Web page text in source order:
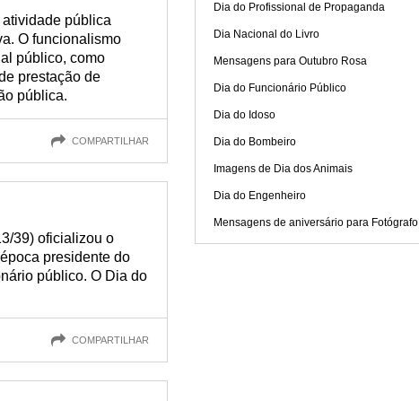
pública
O funcionalismo
público, como
prestação de
pública.
COMPARTILHAR
39) oficializou o
presidente do
público. O Dia do
COMPARTILHAR
Dia do Profissional de Propaganda
Dia Nacional do Livro
Mensagens para Outubro Rosa
Dia do Funcionário Público
Dia do Idoso
Dia do Bombeiro
Imagens de Dia dos Animais
Dia do Engenheiro
Mensagens de aniversário para Fotógrafo